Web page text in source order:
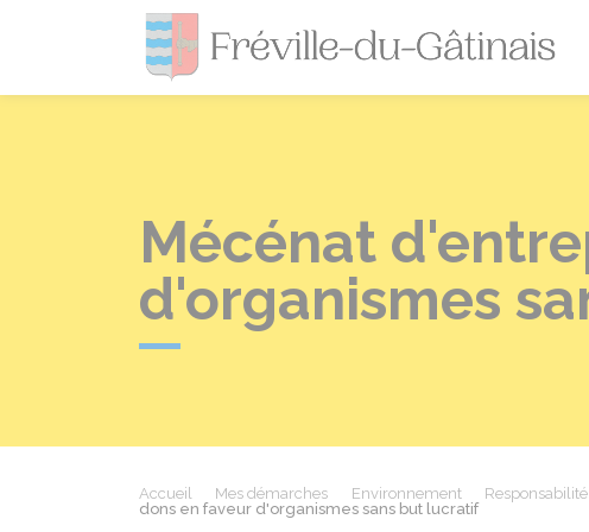
Mécénat
d'organismes
Accueil Mes démarches Environnement
dons en faveur d'organismes sans but lucratif